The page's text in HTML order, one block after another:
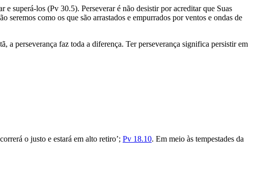
superá-los (Pv 30.5). Perseverar é não desistir por acreditar que Suas
seremos como os que são arrastados e empurrados por ventos e ondas de
perseverança faz toda a diferença. Ter perseverança significa persistir em
o justo e estará em alto retiro’; Pv 18.10. Em meio às tempestades da